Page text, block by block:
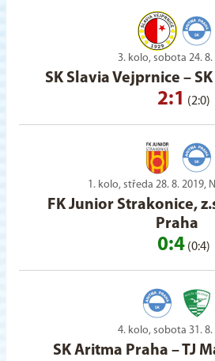
3. kolo, sobota 24. 8.
SK Slavia Vejprnice –
2:1 (2:0)
1. kolo, středa 28. 8. 2019,
FK Junior Strakonice,
Praha
0:4 (0:4)
4. kolo, sobota 31. 8.
SK Aritma Praha –TJ